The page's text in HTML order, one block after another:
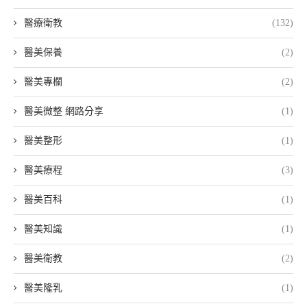
醫療衛教 (132)
醫美保養 (2)
醫美專欄 (2)
醫美微整 網路分享 (1)
醫美整形 (1)
醫美療程 (3)
醫美百科 (1)
醫美知識 (1)
醫美衛教 (2)
醫美隆乳 (1)